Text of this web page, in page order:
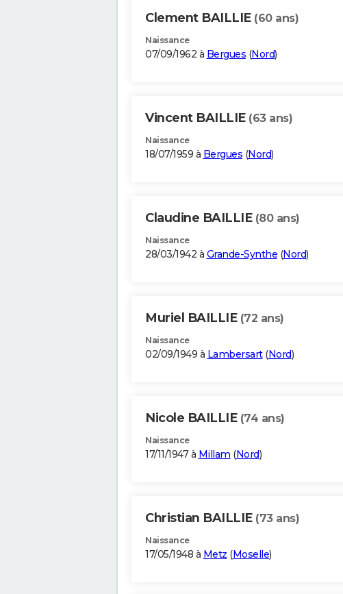
Clement BAILLIE (60 ans)
Naissance
07/09/1962 à Bergues (Nord)
Vincent BAILLIE (63 ans)
Naissance
18/07/1959 à Bergues (Nord)
Claudine BAILLIE (80 ans)
Naissance
28/03/1942 à Grande-Synthe (Nord)
Muriel BAILLIE (72 ans)
Naissance
02/09/1949 à Lambersart(Nord)
Nicole BAILLIE (74 ans)
Naissance
17/11/1947 à Millam (Nord)
Christian BAILLIE (73 ans)
Naissance
17/05/1948 à Metz (Moselle)